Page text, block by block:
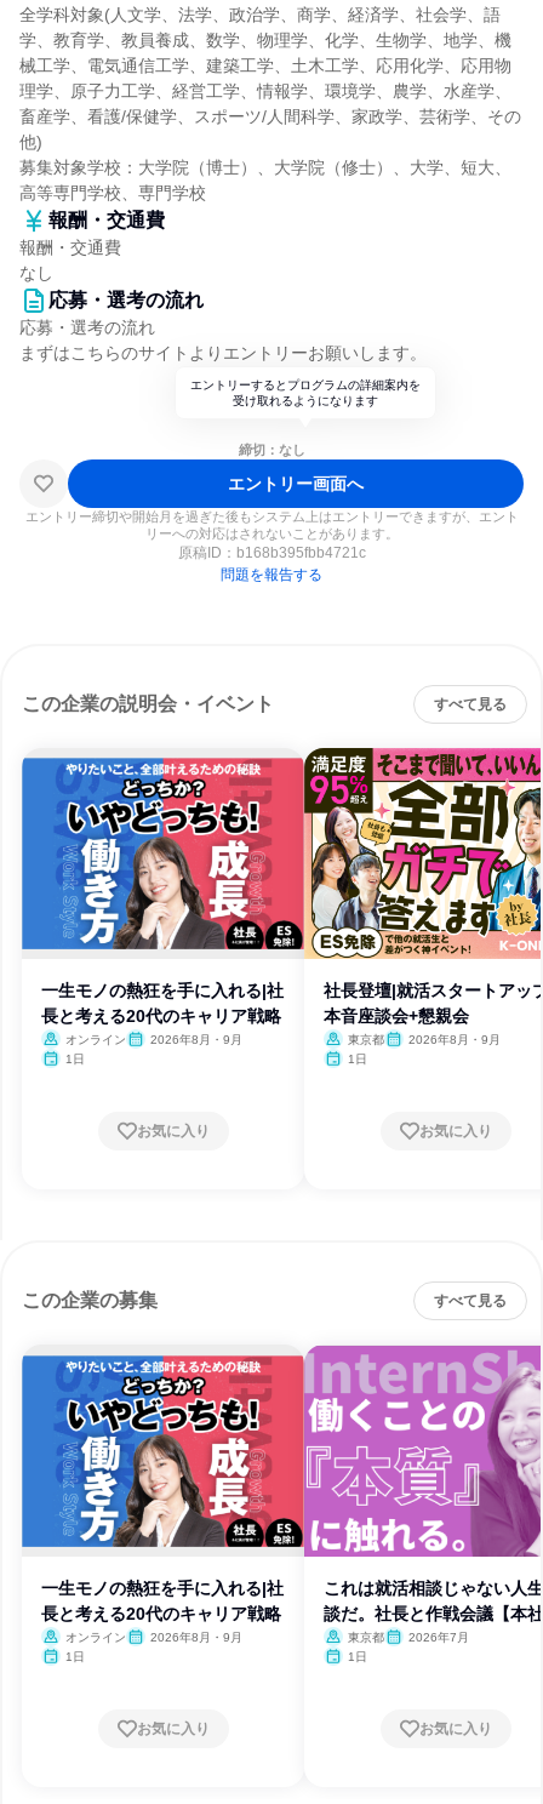
全学科対象(人文学、法学、政治学、商学、経済学、社会学、語
学、教育学、教員養成、数学、物理学、化学、生物学、地学、機
械工学、電気通信工学、建築工学、土木工学、応用化学、応用物
理学、原子力工学、経営工学、情報学、環境学、農学、水産学、
畜産学、看護/保健学、スポーツ/人間科学、家政学、芸術学、その
他)
募集対象学校：大学院（博士）、大学院（修士）、大学、短大、
高等専門学校、専門学校
報酬・交通費
報酬・交通費
なし
応募・選考の流れ
応募・選考の流れ
まずはこちらのサイトよりエントリーお願いします。
エントリーするとプログラムの詳細案内を
受け取れるようになります
締切：なし
エントリー画面へ
エントリー締切や開始月を過ぎた後もシステム上はエントリーできますが、エント
リーへの対応はされないことがあります。
原稿ID： b168b395fbb4721c
問題を報告する
この企業の説明会・イベント すべて見る
一生モノの熱狂を手に入れる|社
長と考える20代のキャリア戦略
オンライン
2026年8月・9月
1日
お気に入り
社長登壇|就活スタートアッ
本音座談会+懇親会
東京都
2026年8月・9月
1日
お気に入り
この企業の募集 すべて見る
一生モノの熱狂を手に入れる|社
長と考える20代のキャリア戦略
オンライン
2026年8月・9月
1日
お気に入り
これは就活相談じゃない人
談だ。社長と作戦会議【本
催】東京都
2026年7月
1日
お気に入り